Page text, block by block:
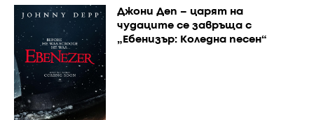
Джони Деп – царят на
чудаците се завръща с
„Ебенизър: Коледна песен“